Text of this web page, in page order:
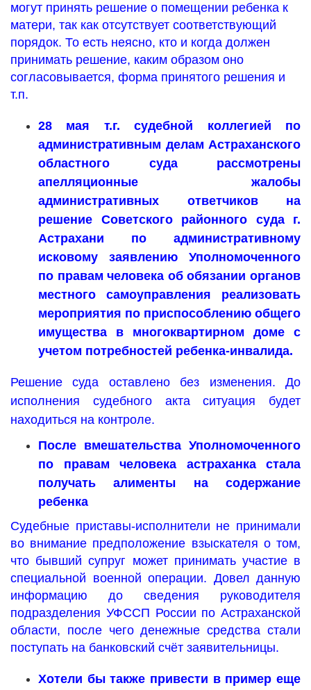
могут принять решение о помещении ребенка к
матери, так как отсутствует соответствующий
порядок. То есть неясно, кто и когда должен
принимать решение, каким образом оно
согласовывается, форма принятого решения и
т.п.
28 мая т.г. судебной коллегией по
административным делам Астраханского
областного суда рассмотрены
апелляционные жалобы
административных ответчиков на
решение Советского районного суда г.
Астрахани по административному
исковому заявлению Уполномоченного
по правам человека об обязании органов
местного самоуправления реализовать
мероприятия по приспособлению общего
имущества в многоквартирном доме с
учетом потребностей ребенка-инвалида.
Решение суда оставлено без изменения. До
исполнения судебного акта ситуация будет
находиться на контроле.
После вмешательства Уполномоченного
по правам человека астраханка стала
получать алименты на содержание
ребенка
Судебные приставы-исполнители не принимали
во внимание предположение взыскателя о том,
что бывший супруг может принимать участие в
специальной военной операции. Довел данную
информацию до сведения руководителя
подразделения УФССП России по Астраханской
области, после чего денежные средства стали
поступать на банковский счёт заявительницы.
Хотели бы также привести в пример еще